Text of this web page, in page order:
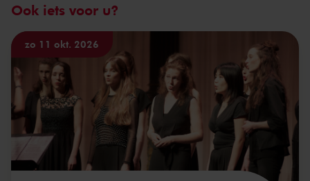
Ook iets voor u?
zo 11 okt. 2026